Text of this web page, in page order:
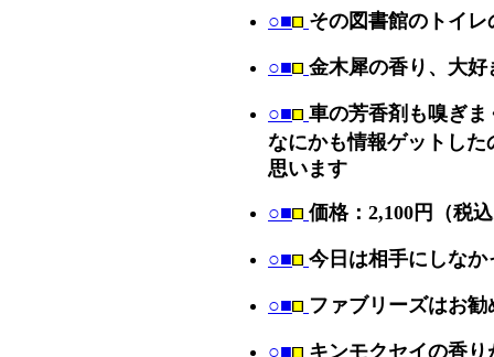
○■ その図書館のトイ
○■ 金木犀の香り、大好
○■ 車の芳香剤も嗅ぎ
なにかも情報ゲットし
思います
○■ 価格：2,100円（税
○■ 今日は相手にしな
○■ ファブリーズはお勧
○■ キンモクセイの香